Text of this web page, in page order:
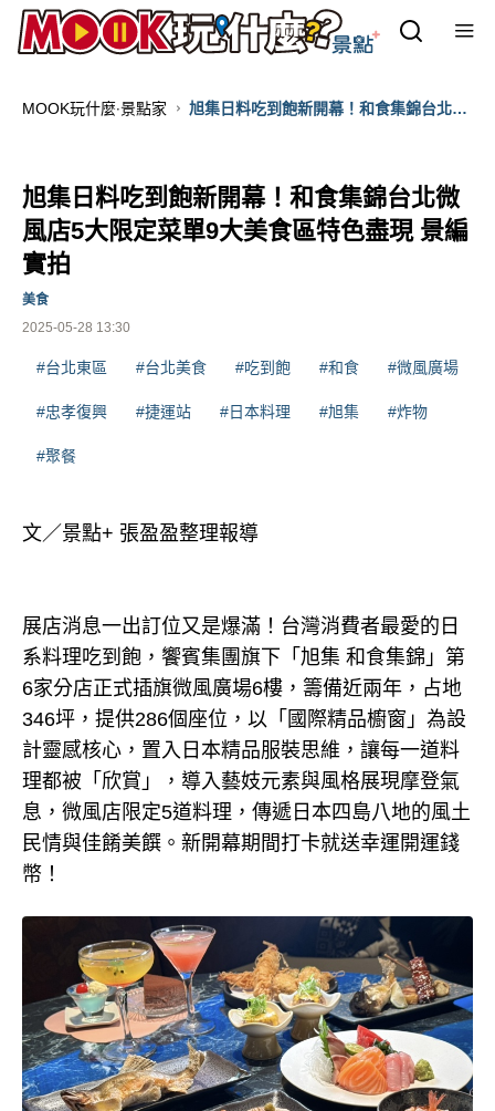
MOOK玩什麼‧景點家
旭集日料吃到飽新開幕！和食集錦台北微
旭集日料吃到飽新開幕！和食集錦台北微
風店5大限定菜單9大美食區特色盡現 景編
實拍
2025-05-28 13:30
美食
#台北東區 #台北美食 #吃到飽 #和食 #微風廣場
#忠孝復興 #捷運站 #日本料理 #旭集 #炸物
#聚餐
文／景點+ 張盈盈整理報導
展店消息一出訂位又是爆滿！台灣消費者最愛的日
系料理吃到飽，饗賓集團旗下「旭集 和食集錦」第
6家分店正式插旗微風廣場6樓，籌備近兩年，占地
346坪，提供286個座位，以「國際精品櫥窗」為設
計靈感核心，置入日本精品服裝思維，讓每一道料
理都被「欣賞」，導入藝妓元素與風格展現摩登氣
息，微風店限定5道料理，傳遞日本四島八地的風土
民情與佳餚美饌。新開幕期間打卡就送幸運開運錢
幣！